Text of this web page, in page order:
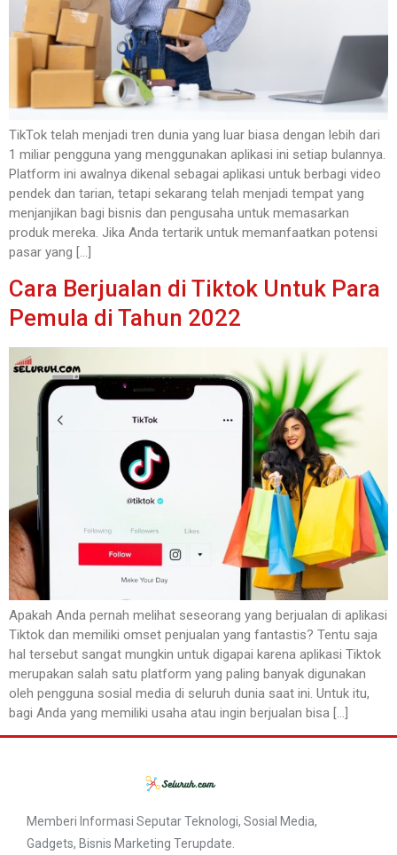
TikTok telah menjadi tren dunia yang luar biasa dengan lebih dari
1 miliar pengguna yang menggunakan aplikasi ini setiap bulannya.
Platform ini awalnya dikenal sebagai aplikasi untuk berbagi video
pendek dan tarian, tetapi sekarang telah menjadi tempat yang
menjanjikan bagi bisnis dan pengusaha untuk memasarkan
produk mereka. Jika Anda tertarik untuk memanfaatkan potensi
pasar yang […]
Cara Berjualan di Tiktok Untuk Para
Pemula di Tahun 2022
Apakah Anda pernah melihat seseorang yang berjualan di aplikasi
Tiktok dan memiliki omset penjualan yang fantastis? Tentu saja
hal tersebut sangat mungkin untuk digapai karena aplikasi Tiktok
merupakan salah satu platform yang paling banyak digunakan
oleh pengguna sosial media di seluruh dunia saat ini. Untuk itu,
bagi Anda yang memiliki usaha atau ingin berjualan bisa […]
Memberi Informasi Seputar Teknologi, Sosial Media,
Gadgets, Bisnis Marketing Terupdate.